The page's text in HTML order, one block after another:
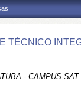
TÉCNICO
- CAMPUS-SAT